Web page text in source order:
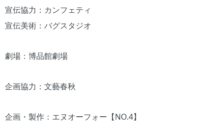
宣伝協力：カンフェティ
宣伝美術：バグスタジオ
劇場：博品館劇場
企画協力：文藝春秋
企画・製作：エヌオーフォー【NO.4】